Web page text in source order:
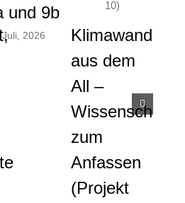
und 9b
2026
Klimawandel
aus dem
All –
Wissenschaft
zum
Anfassen
(Projekt